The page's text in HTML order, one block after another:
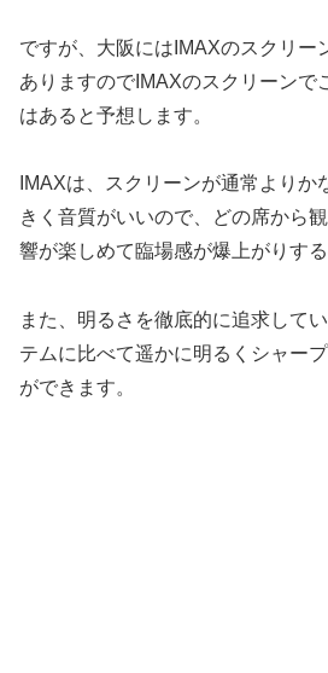
ですが、大阪にはIMAXのスクリー
ありますのでIMAXのスクリーンで
はあると予想します。
IMAXは、スクリーンが通常よりか
きく音質がいいので、どの席から
響が楽しめて臨場感が爆上がりす
また、明るさを徹底的に追求して
テムに比べて遥かに明るくシャー
ができます。